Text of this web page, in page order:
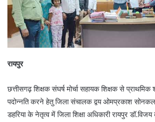
रायपुर
छत्तीसगढ़ शिक्षक संघर्ष मोर्चा सहायक शिक्षक से प्राथमिक
पदोन्नति करने हेतु जिला संचालक द्वय ओमप्रकाश
डहरिया के नेतृत्व में जिला शिक्षा अधिकारी रायपुर